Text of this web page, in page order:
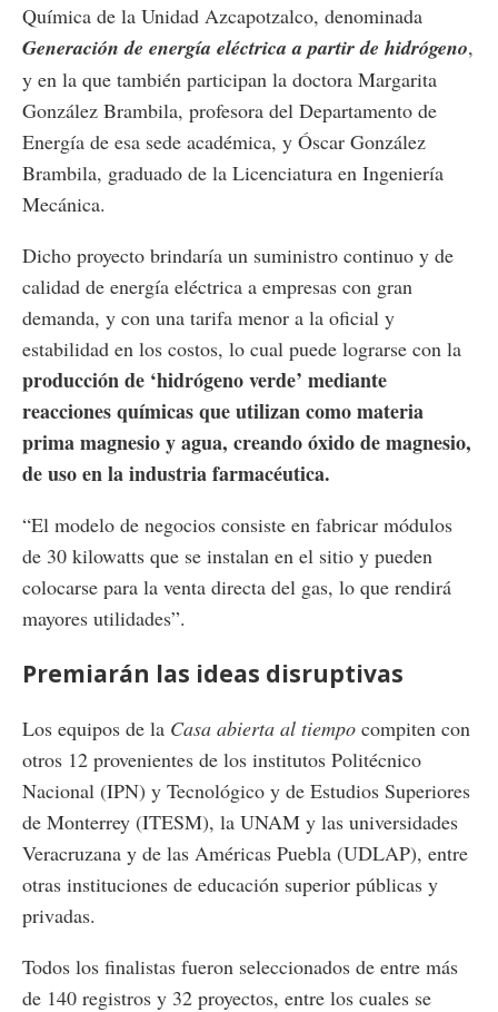
Química de la Unidad Azcapotzalco, denominada
Generación de energía eléctrica a partir de hidrógeno,
y en la que también participan la doctora Margarita
González Brambila, profesora del Departamento de
Energía de esa sede académica, y Óscar González
Brambila, graduado de la Licenciatura en Ingeniería
Mecánica.
Dicho proyecto brindaría un suministro continuo y de
calidad de energía eléctrica a empresas con gran
demanda, y con una tarifa menor a la oficial y
estabilidad en los costos, lo cual puede lograrse con la
producción de ‘hidrógeno verde’ mediante
reacciones químicas que utilizan como materia
prima magnesio y agua, creando óxido de magnesio,
de uso en la industria farmacéutica.
“El modelo de negocios consiste en fabricar módulos
de 30 kilowatts que se instalan en el sitio y pueden
colocarse para la venta directa del gas, lo que rendirá
mayores utilidades”.
Premiarán las ideas disruptivas
Los equipos de la Casa abierta al tiempo compiten con
otros 12 provenientes de los institutos Politécnico
Nacional (IPN) y Tecnológico y de Estudios Superiores
de Monterrey (ITESM), la UNAM y las universidades
Veracruzana y de las Américas Puebla (UDLAP), entre
otras instituciones de educación superior públicas y
privadas.
Todos los finalistas fueron seleccionados de entre más
de 140 registros y 32 proyectos, entre los cuales se